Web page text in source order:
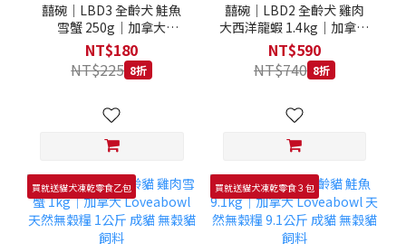
囍碗｜LBD3 全齡犬 鮭魚
雪蟹 250g｜加拿大
Loveabowl 天然無穀糧
250克 成犬 無穀狗飼料
NT$180
NT$225 8折
囍碗｜LBD2 全齡犬 雞肉
大西洋龍蝦 1.4kg｜加拿大
Loveabowl 天然無穀糧
1.4公斤 成犬 無穀狗飼料
NT$590
NT$740 8折
買就送貓犬凍乾零食乙包 買就送貓犬凍乾零食３包